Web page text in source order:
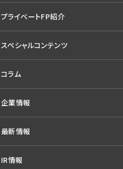
プライベートFP紹介
スペシャルコンテンツ
コラム
企業情報
最新情報
IR情報